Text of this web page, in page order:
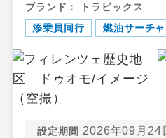
ブランド：
トラピックス
添乗員同行
燃油サーチャ
設定期間 2026年09月24
北海道 たんちょう
北海道 旭川空
北海道 とかち帯
北海道 函館空
到着地